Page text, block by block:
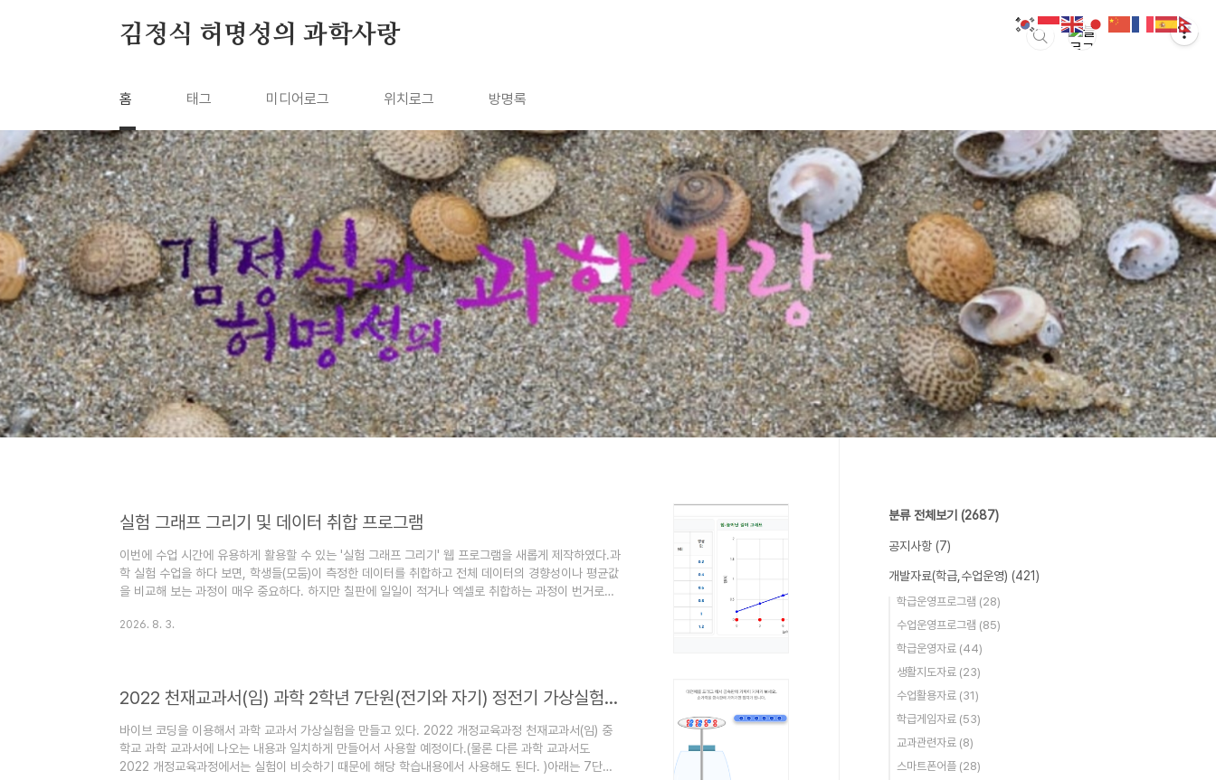
김정식 허명성의 과학사랑
홈 태그 미디어로그 위치로그 방명록
실험 그래프 그리기 및 데이터 취합 프로그램
이번에 수업 시간에 유용하게 활용할 수 있는 '실험 그래프 그리기' 웹 프로그램을 새롭게 제작하였다.과
학 실험 수업을 하다 보면, 학생들(모둠)이 측정한 데이터를 취합하고 전체 데이터의 경향성이나 평균값
을 비교해 보는 과정이 매우 중요하다. 하지만 칠판에 일일이 적거나 엑셀로 취합하는 과정이 번거로울
종이를 사용하지 않고도 이 프로그램은 스마트폰, 태블릿, PC 등 어떤 기기에서든 완벽하게 작동하며,
2026. 8. 3.
2022 천재교과서(임) 과학 2학년 7단원(전기와 자기) 정전기 가상실험 모음 (임시)
바이브 코딩을 이용해서 과학 교과서 가상실험을 만들고 있다. 2022 개정교육과정 천재교과서(임) 중
학교 과학 교과서에 나오는 내용과 일치하게 만들어서 사용할 예정이다.(물론 다른 과학 교과서도
2022 개정교육과정에서는 실험이 비슷하기 때문에 해당 학습내용에서 사용해도 된다. )아래는 7단원
분류 전체보기 (2687)
공지사항 (7)
개발자료(학급,수업운영) (421)
학급운영프로그램 (28)
수업운영프로그램 (85)
학급운영자료 (44)
생활지도자료 (23)
수업활용자료 (31)
학급게임자료 (53)
교과관련자료 (8)
스마트폰어플 (28)